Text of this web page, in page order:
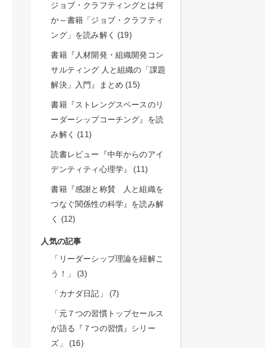
ジョブ・クラフティングとは何
か～書籍「ジョブ・クラフティ
ング」を読み解く (19)
書籍『人材開発・組織開発コン
サルティング 人と組織の「課題
解決」入門』まとめ (15)
書籍『ストレングスベースのリ
ーダーシップコーチング』を読
み解く (11)
読書レビュー『中年からのアイ
デンティティ心理学』 (11)
書籍『感謝と称賛 人と組織を
つなぐ関係性の科学』を読み解
く (12)
人気の記事
「リーダーシップ理論を紐解こ
う！」 (3)
「カナダ日記」 (7)
「元７つの習慣トップセールス
が語る『７つの習慣』シリー
ズ」 (16)